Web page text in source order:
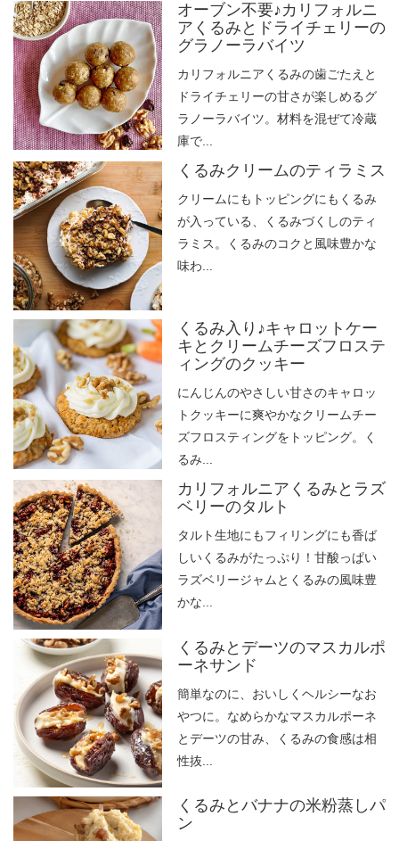
オーブン不要♪カリフォルニ
アくるみとドライチェリーの
グラノーラバイツ
カリフォルニアくるみの歯ごたえと
ドライチェリーの甘さが楽しめるグ
ラノーラバイツ。材料を混ぜて冷蔵
庫で...
くるみクリームのティラミス
クリームにもトッピングにもくるみ
が入っている、くるみづくしのティ
ラミス。くるみのコクと風味豊かな
味わ...
くるみ入り♪キャロットケー
キとクリームチーズフロステ
ィングのクッキー
にんじんのやさしい甘さのキャロッ
トクッキーに爽やかなクリームチー
ズフロスティングをトッピング。く
るみ...
カリフォルニアくるみとラズ
ベリーのタルト
タルト生地にもフィリングにも香ば
しいくるみがたっぷり！甘酸っぱい
ラズベリージャムとくるみの風味豊
かな...
くるみとデーツのマスカルポ
ーネサンド
簡単なのに、おいしくヘルシーなお
やつに。なめらかなマスカルポーネ
とデーツの甘み、くるみの食感は相
性抜...
くるみとバナナの米粉蒸しパ
ン